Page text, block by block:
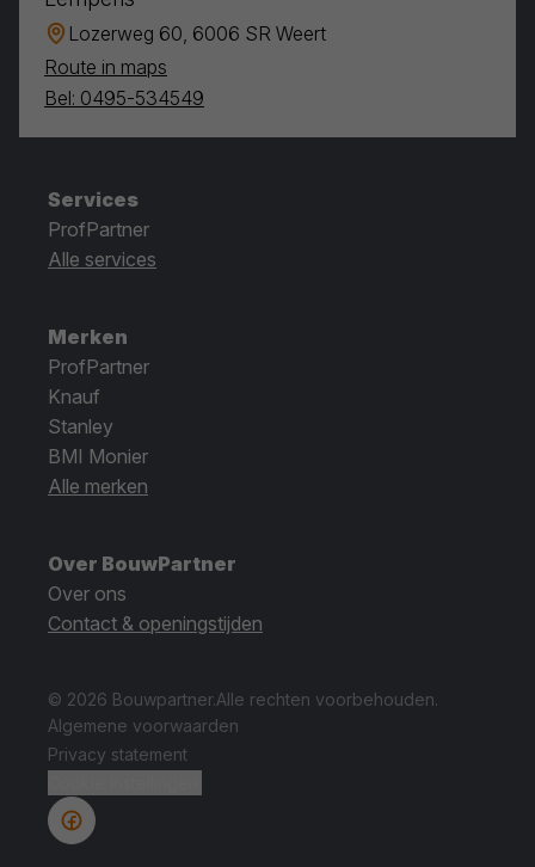
Lozerweg 60, 6006 SR Weert
Route in maps
Bel: 0495-534549
Services
ProfPartner
Alle services
Merken
ProfPartner
Knauf
Stanley
BMI Monier
Alle merken
Over BouwPartner
Over ons
Contact & openingstijden
© 2026 Bouwpartner.Alle rechten voorbehouden.
Algemene voorwaarden
Privacy statement